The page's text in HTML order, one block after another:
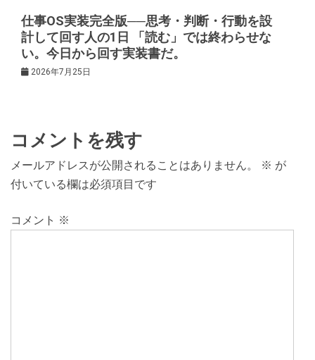
仕事OS実装完全版──思考・判断・行動を設
計して回す人の1日 「読む」では終わらせな
い。今日から回す実装書だ。
2026年7月25日
コメントを残す
メールアドレスが公開されることはありません。 ※ が
付いている欄は必須項目です
コメント ※